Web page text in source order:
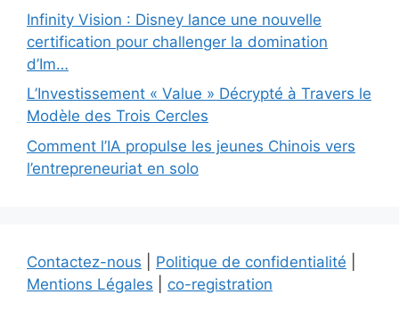
Infinity Vision : Disney lance une nouvelle
certification pour challenger la domination
d’Im…
L’Investissement « Value » Décrypté à Travers le
Modèle des Trois Cercles
Comment l’IA propulse les jeunes Chinois vers
l’entrepreneuriat en solo
Contactez-nous Politique de confidentialité
Mentions Légales
co-registration